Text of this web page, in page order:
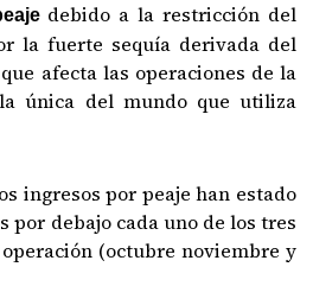
debido a la restricción del
la fuerte sequía derivada del
afecta las operaciones de la
única del mundo que utiliza
ingresos por peaje han estado
por debajo cada uno de los tres
(octubre noviembre y